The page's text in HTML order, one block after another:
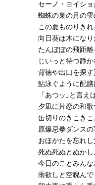
セーノ・ヨイシ
蜘蛛の巣の月の雫
この夏ものりき
向日葵は木にな
たんぽぽの飛距
じいっと待つ静
背徳や出口を探す
鮎泳ぐように配膳
「あつッ｣と言え
夕凪に片恋の和歌
缶切りのきこき
原爆忌拳ダンス
おほかたを忘れ
死ぬ死ぬとぬか
今日のことみん
雨欲しと空睨んで